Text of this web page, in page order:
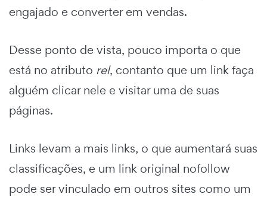
engajado e converter em vendas.
Desse ponto de vista, pouco importa o que
está no atributo rel, contanto que um link faça
alguém clicar nele e visitar uma de suas
páginas.
Links levam a mais links, o que aumentará suas
classificações, e um link original nofollow
pode ser vinculado em outros sites como um